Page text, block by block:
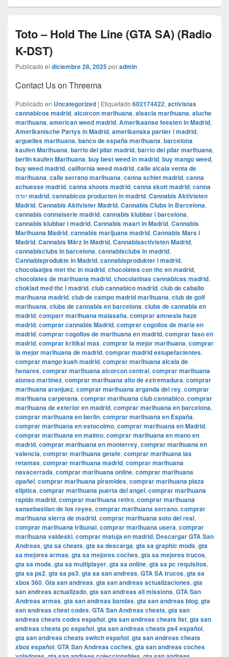
Toto – Hold The Line (GTA SA) (Radio
K-DST)
Publicado el diciembre 28, 2025poradmin
Contact Us on Threema
Publicado en Uncategorized | Etiquetado 602174422, activistas
cannabicos madrid, alcorcon marihuana, alsacia marihuana, aluche
marihuana, american weed madrid, Amerikaanse feesten in Madrid,
Amerikanische Partys in Madrid, amerikanska partier i madrid,
arguelles marihuana, banco de españa marihuana, barcelona
kaufen Marihuana, barrio del pilar madrid, barrio del pilar marihuana,
berlin kaufen Marihuana, buy best weed in madrid, buy mango weed,
buy weed madrid, california weed madrid, calle alcala venta de
marihuana, calle serrano marihuana, canna schiet madrid, canna
schuesse madrid, canna shoots madrid, canna skott madrid, canna
יורה madrid, cannabicos producten in madrid, Cannabis Aktivisten
Madrid, Cannabis Aktivister Madrid, Cannabis Clubs in Barcelona,
cannabis connaiserie madrid, cannabis klubbar i barcelona,
cannabis klubbar i madrid, Cannabis maart in Madrid, Cannabis
Marihuana Madrid, cannabis marijuana madrid, Cannabis Mars i
Madrid, Cannabis März in Madrid, Cannabisactivisten Madrid,
cannabisclubs in barcelona, cannabisclubs in madrid,
Cannabisprodukte in Madrid, cannabisprodukter i madrid,
chocolaatjes met thc in madrid, chocolates con thc en madrid,
chocolates de marihuana madrid, chocolatinas cannabicas madrid,
choklad med thc i madrid, club cannabico madrid, club de caballo
marihuana madrid, club de campo madrid marihuana, club de golf
marihuana, clubs de cannabis en barcelona, clubs de cannabis en
madrid, comparr marihuana malasaña, comprar amnesia haze
madrid, comprar cannabis Madrid, comprar cogollos de maria en
madrid, comprar cogollos de marihuana en madrid, comprar faso en
madrid, comprar kritikal max, comprar la mejor marihuana, comprar
la mejor marihuana de madrid, comprar madrid estupefacientes,
comprar mango kush madrid, comprar marihuana alcala de
henares, comprar marihuana alcorcon central, comprar marihuana
alonso martinez, comprar marihuana alto de extremadura, comprar
marihuana aranjuez, comprar marihuana arganda del rey, comprar
marihuana carpetana, comprar marihuana club cannabico, comprar
marihuana de exterior en madrid, comprar marihuana en barcelona,
comprar marihuana en berlin, comprar marihuana en España,
comprar marihuana en estocolmo, comprar marihuana en Madrid,
comprar marihuana en malmo, comprar marihuana en mano en
madrid, comprar marihuana en monterrey, comprar marihuana en
valencia, comprar marihuana getafe, comprar marihuana las
retamas, comprar marihuana madrid, comprar marihuana
navacerrada, comprar marihuana online, comprar marihuana
opañel, comprar marihuana pìramides, comprar marihuana plaza
eliptica, comprar marihuana puerta del angel, comprar marihuana
rapido madrid, comprar marihuana retiro, comprar marihuana
sansebastian de los reyes, comprar marihuana serrano, comprar
marihuana sierra de madrid, comprar marihuana soto del real,
comprar marihuana tribunal, comprar marihuana usera, comprar
marihuana valdeski, comprar matuja en madrid, Descargar GTA San
Andreas, gta sa cheats, gta sa descarga, gta sa graphic mods, gta
sa mejores armas, gta sa mejores coches, gta sa mejores trucos,
gta sa mods, gta sa multiplayer, gta sa online, gta sa pc requisitos,
gta sa ps2, gta sa ps3, gta sa san andreas, GTA SA trucos, gta sa
xbox 360, Gta san andreas, gta san andreas actualizaciones, gta
san andreas actualizado, gta san andreas all missions, GTA San
Andreas armas, gta san andreas bandas, gta san andreas blog, gta
san andreas cheat codes, GTA San Andreas cheats, gta san
andreas cheats codes español, gta san andreas cheats list, gta san
andreas cheats pc español, gta san andreas cheats ps4 español,
gta san andreas cheats switch español, gta san andreas cheats
xbox español, GTA San Andreas coches, gta san andreas coches